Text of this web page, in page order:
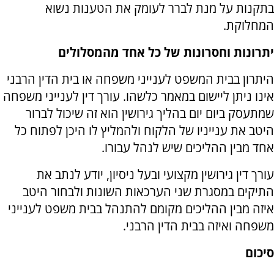
בתקנות על מנת לברר לעומק את הטענות נשוא
המחלוקת.
יתרונות וחסרונות של כל אחד מהמסלולים
היתרון בבית המשפט לענייני משפחה או בית הדין הרבני
אינו ניתן ליישום במאמר כלשהו. עורך דין לענייני משפחה
שמתעסק ביום יום בהליך גירושין הוא זה שיכול לברור
היטב את ענייניו של הלקוח ולהמליץ לו היכן לפתוח כל
אחד מבין ההליכים שיש לנהל עבורו.
עורך דין גירושין מקצועי ובעל ניסיון, יודע לנתב את
התיקים במסגרת שני הערכאות השונות ולבחור היטב
איזה מבין ההליכים מקומם להתנהל בבית משפט לענייני
משפחה ואיזה בבית הדין הרבני.
סיכום